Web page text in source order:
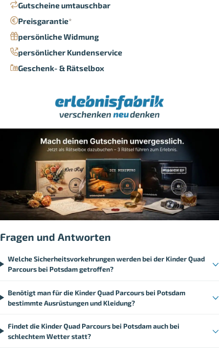
Gutscheine umtauschbar
Preisgarantie*
persönliche Widmung
persönlicher Kundenservice
Geschenk- & Rätselbox
Fragen und Antworten
Welche Sicherheitsvorkehrungen werden bei der Kinder Quad
Parcours bei Potsdam getroffen?
Benötigt man für die Kinder Quad Parcours bei Potsdam
bestimmte Ausrüstungen und Kleidung?
Findet die Kinder Quad Parcours bei Potsdam auch bei
schlechtem Wetter statt?